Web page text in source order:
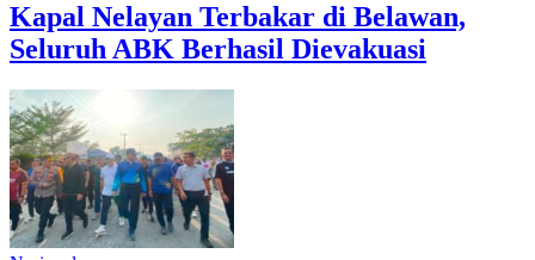
Kapal Nelayan Terbakar di Belawan,
Seluruh ABK Berhasil Dievakuasi